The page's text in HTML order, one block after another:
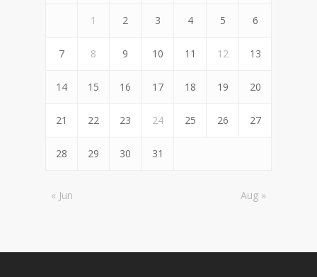
1 2 3 4 5 6
7 8 9 10 11 12 13
14 15 16 17 18 19 20
21 22 23 24 25 26 27
28 29 30 31
« Jun Aug »